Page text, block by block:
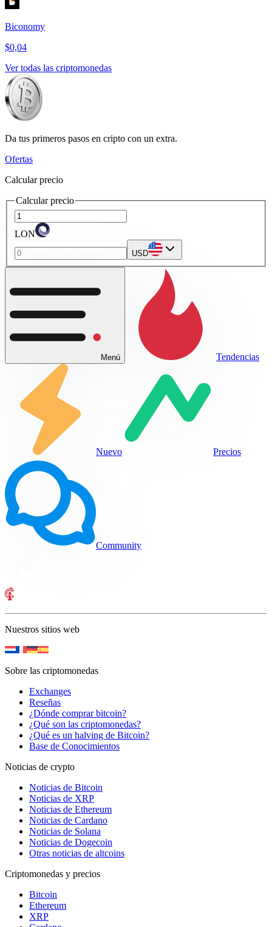
Biconomy
$0,04
Ver todas las criptomonedas
Da tus primeros pasos en cripto con un extra.
Ofertas
Calcular precio
Calcular precio
LON
USD
Menú Tendencias
Nuevo Precios
Community
Nuestros sitios web
Sobre las criptomonedas
Exchanges
Reseñas
¿Dónde comprar bitcoin?
¿Qué son las criptomonedas?
¿Qué es un halving de Bitcoin?
Base de Conocimientos
Noticias de crypto
Noticias de Bitcoin
Noticias de XRP
Noticias de Ethereum
Noticias de Cardano
Noticias de Solana
Noticias de Dogecoin
Otras noticias de altcoins
Criptomonedas y precios
Bitcoin
Ethereum
XRP